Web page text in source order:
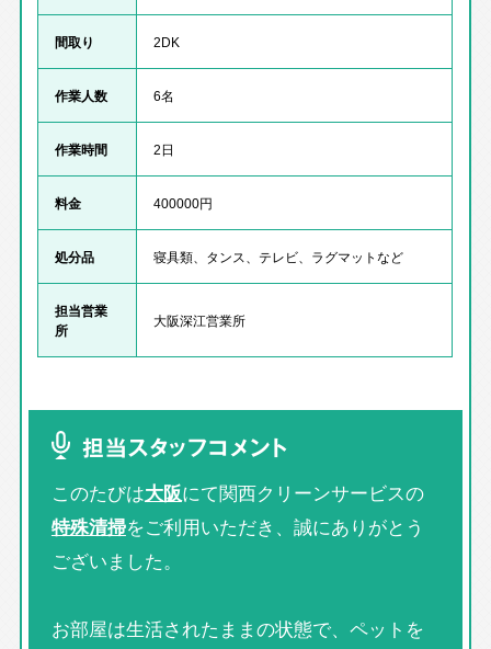
間取り 2DK
作業人数 6名
作業時間 2日
料金 400000円
処分品 寝具類、タンス、テレビ、ラグマットなど
担当営業
所
大阪深江営業所
担当スタッフコメント
このたびは大阪にて関西クリーンサービスの
特殊清掃をご利用いただき、誠にありがとう
ございました。
お部屋は生活されたままの状態で、ペットを